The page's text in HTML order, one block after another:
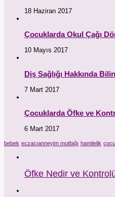
18 Haziran 2017
Çocuklarda Okul Çağı
10 Mayıs 2017
Diş Sağlığı Hakkında
7 Mart 2017
Çocuklarda Öfke ve
6 Mart 2017
bebek eczacıanneyim mutfağı hamilelik
Öfke Nedir ve